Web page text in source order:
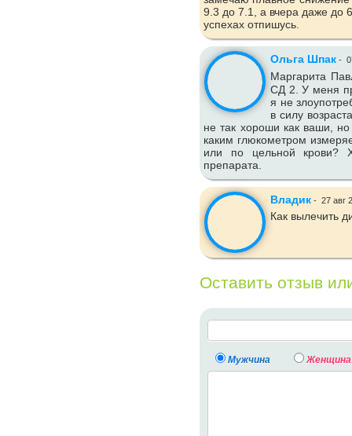
9.3 до 7.1, а вчера даже до
успехах отпишусь.
Ольга Шпак -
Маргарита
СД 2. У меня
я не
в силу
не так хороши как ваши,
каким глюкометром
или по цельной крови?
препарата.
Владик - 27 авг
Как вылечить
Оставить отзыв
Мужчина Женщина